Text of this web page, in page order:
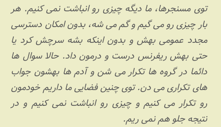
توی مسنجرها، ما دیگه چیزی رو انباشت نمی کنیم. هر
بار چیزی رو می گیم و گم می شه، بدون امکان دسترسی
مجدد عمومی بهش و بدون اینکه بشه سرچش کرد یا
حتی بهش ریفرنس درست و درمون داد. حالا سوال ها
دائما در گروه ها تکرار می شن و آدم ها بهشون جواب
های تکراری می دن. توی چنین فضایی ما داریم خودمون
رو تکرار می کنیم و چیزی رو انباشت نمی کنیم و در
نتیجه جلو هم نمی ریم.